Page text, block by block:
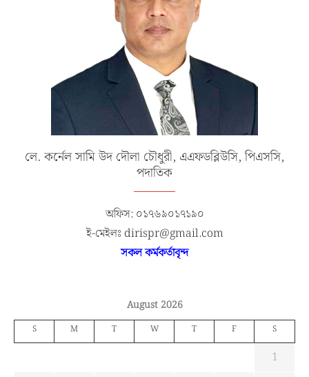
লে. কর্নেল সামি উদ দৌলা চৌধুরী, এএফডব্লিউসি, পিএসসি,
পদাতিক
অফিস: ০১৭৬৯০১৭১৯০
ই-মেইলঃ dirispr@gmail.com
সকল কর্মকর্তাবৃন্দ
August 2026
S M T W T F S
1